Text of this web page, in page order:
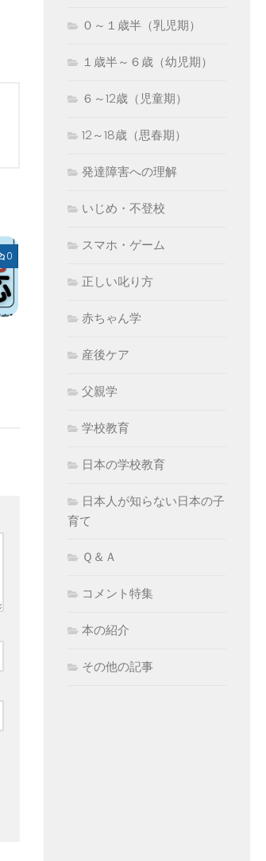
0
０～１歳半（乳児期）
１歳半～６歳（幼児期）
６～12歳（児童期）
12～18歳（思春期）
発達障害への理解
いじめ・不登校
スマホ・ゲーム
正しい叱り方
赤ちゃん学
産後ケア
父親学
学校教育
日本の学校教育
日本人が知らない日本の子
育て
Ｑ＆Ａ
コメント特集
本の紹介
その他の記事